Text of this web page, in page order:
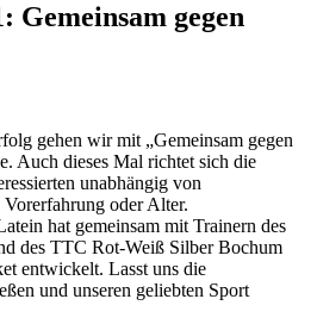
Gemeinsam gegen
gehen wir mit „Gemeinsam gegen
Auch dieses Mal richtet sich die
unabhängig von
oder Alter.
hat gemeinsam mit Trainern des
des TTC Rot-Weiß Silber Bochum
entwickelt. Lasst uns die
und unseren geliebten Sport